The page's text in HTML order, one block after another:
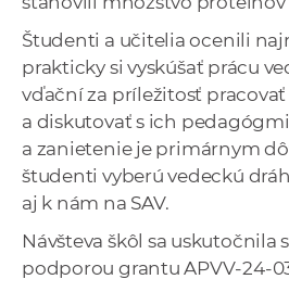
Študenti a učitelia ocenili
prakticky si vyskúšať prácu
vďační za príležitosť
a diskutovať s ich
a zanietenie je primárnym
študenti vyberú vedeckú
aj k nám na SAV.
Návšteva škôl sa uskutočnila
podporou grantu APVV-24-